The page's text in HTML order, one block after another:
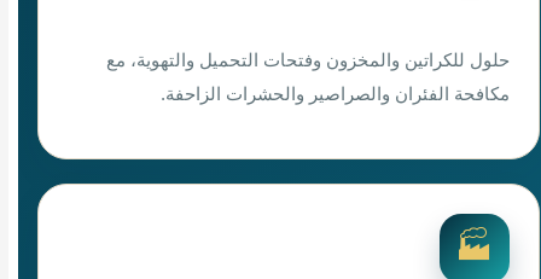
حلول للكراتين والمخزون وفتحات التحميل والتهوية، مع
مكافحة الفئران والصراصير والحشرات الزاحفة.
🏭